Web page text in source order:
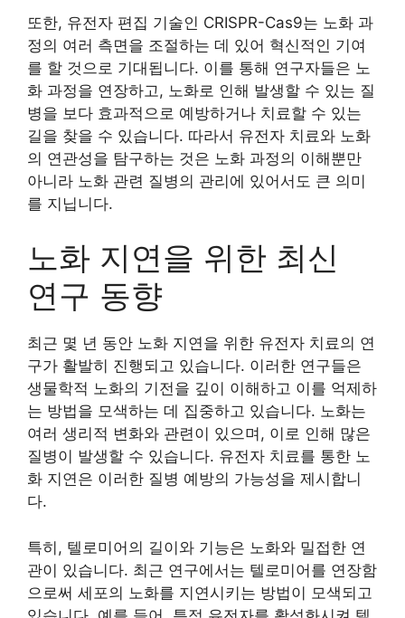
또한, 유전자 편집 기술인 CRISPR-Cas9는 노화 과
정의 여러 측면을 조절하는 데 있어 혁신적인 기여
를 할 것으로 기대됩니다. 이를 통해 연구자들은 노
화 과정을 연장하고, 노화로 인해 발생할 수 있는 질
병을 보다 효과적으로 예방하거나 치료할 수 있는
길을 찾을 수 있습니다. 따라서 유전자 치료와 노화
의 연관성을 탐구하는 것은 노화 과정의 이해뿐만
아니라 노화 관련 질병의 관리에 있어서도 큰 의미
를 지닙니다.
노화 지연을 위한 최신
연구 동향
최근 몇 년 동안 노화 지연을 위한 유전자 치료의 연
구가 활발히 진행되고 있습니다. 이러한 연구들은
생물학적 노화의 기전을 깊이 이해하고 이를 억제하
는 방법을 모색하는 데 집중하고 있습니다. 노화는
여러 생리적 변화와 관련이 있으며, 이로 인해 많은
질병이 발생할 수 있습니다. 유전자 치료를 통한 노
화 지연은 이러한 질병 예방의 가능성을 제시합니
다.
특히, 텔로미어의 길이와 기능은 노화와 밀접한 연
관이 있습니다. 최근 연구에서는 텔로미어를 연장함
으로써 세포의 노화를 지연시키는 방법이 모색되고